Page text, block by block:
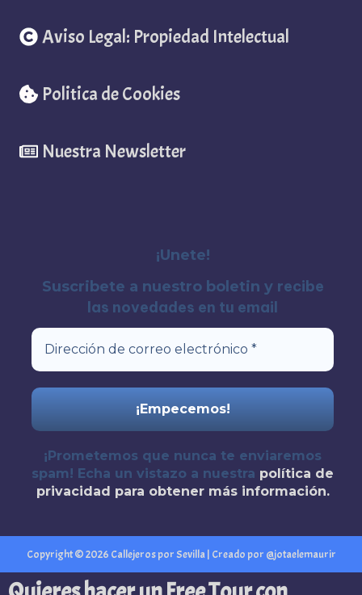
Aviso Legal: Propiedad Intelectual
Politica de Cookies
Nuestra Newsletter
¡Unete!
Suscribete a nuestro boletin y recibe
las novedades en tu email
¡Prometemos que nunca te enviaremos
spam! Echa un vistazo a nuestra política de
privacidad para obtener más información.
Copyright © 2026 Callejeros por Sevilla | Creado por @jotaelemaurir